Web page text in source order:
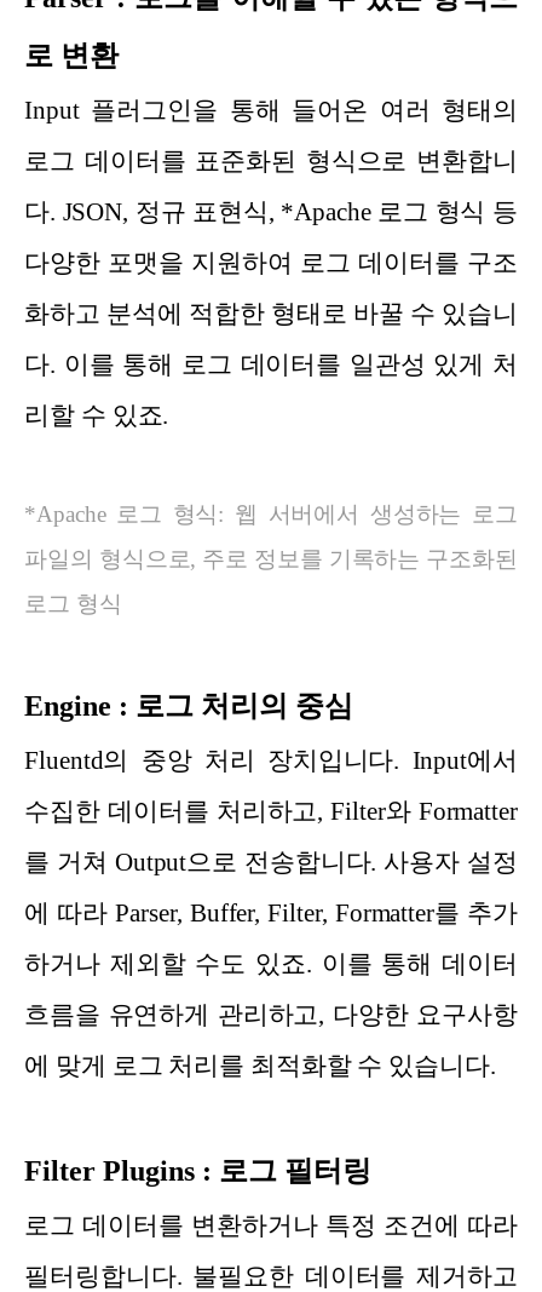
로 변환
Input 플러그인을 통해 들어온 여러 형태의
로그 데이터를 표준화된 형식으로 변환합니
다. JSON, 정규 표현식, *Apache 로그 형식 등
다양한 포맷을 지원하여 로그 데이터를 구조
화하고 분석에 적합한 형태로 바꿀 수 있습니
다. 이를 통해 로그 데이터를 일관성 있게 처
리할 수 있죠.
*Apache 로그 형식: 웹 서버에서 생성하는 로그
파일의 형식으로, 주로 정보를 기록하는 구조화된
로그 형식
Engine : 로그 처리의 중심
Fluentd의 중앙 처리 장치입니다. Input에서
수집한 데이터를 처리하고, Filter와 Formatter
를 거쳐 Output으로 전송합니다. 사용자 설정
에 따라 Parser, Buffer, Filter, Formatter를 추가
하거나 제외할 수도 있죠. 이를 통해 데이터
흐름을 유연하게 관리하고, 다양한 요구사항
에 맞게 로그 처리를 최적화할 수 있습니다.
Filter Plugins : 로그 필터링
로그 데이터를 변환하거나 특정 조건에 따라
필터링합니다. 불필요한 데이터를 제거하고